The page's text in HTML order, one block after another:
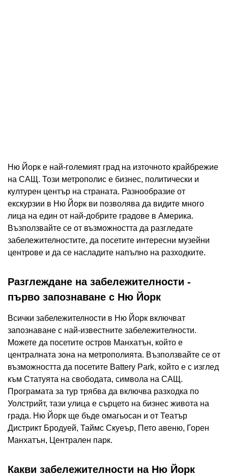
Ню Йорк е най-големият град на източното крайбрежие
на САЩ. Този метрополис е бизнес, политически и
културен център на страната. Разнообразие от
екскурзии в Ню Йорк ви позволява да видите много
лица на един от най-добрите градове в Америка.
Възползвайте се от възможността да разгледате
забележителностите, да посетите интересни музейни
центрове и да се насладите напълно на разходките.
Разглеждане на забележителности -
първо запознаване с Ню Йорк
Всички забележителности в Ню Йорк включват
запознаване с най-известните забележителности.
Можете да посетите остров Манхатън, който е
централната зона на метрополията. Възползвайте се от
възможността да посетите Battery Park, който е с изглед
към Статуята на свободата, символа на САЩ.
Програмата за тур трябва да включва разходка по
Уолстрийт, тази улица е сърцето на бизнес живота на
града. Ню Йорк ще бъде омагьосан и от Театър
Дистрикт Бродуей, Таймс Скуеър, Пето авеню, Горен
Манхатън, Централен парк.
Какви забележителности на Ню Йорк